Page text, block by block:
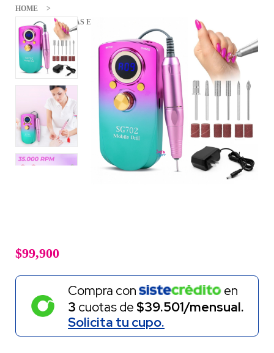
HOME
PULIDOR DE UÑAS ELÉCTRICO PROFESIONAL NAIL DRILL 35.000
RPM
$99,900
Compra con
en
3 cuotas de$39.501/mensual.
Solicita tu cupo.